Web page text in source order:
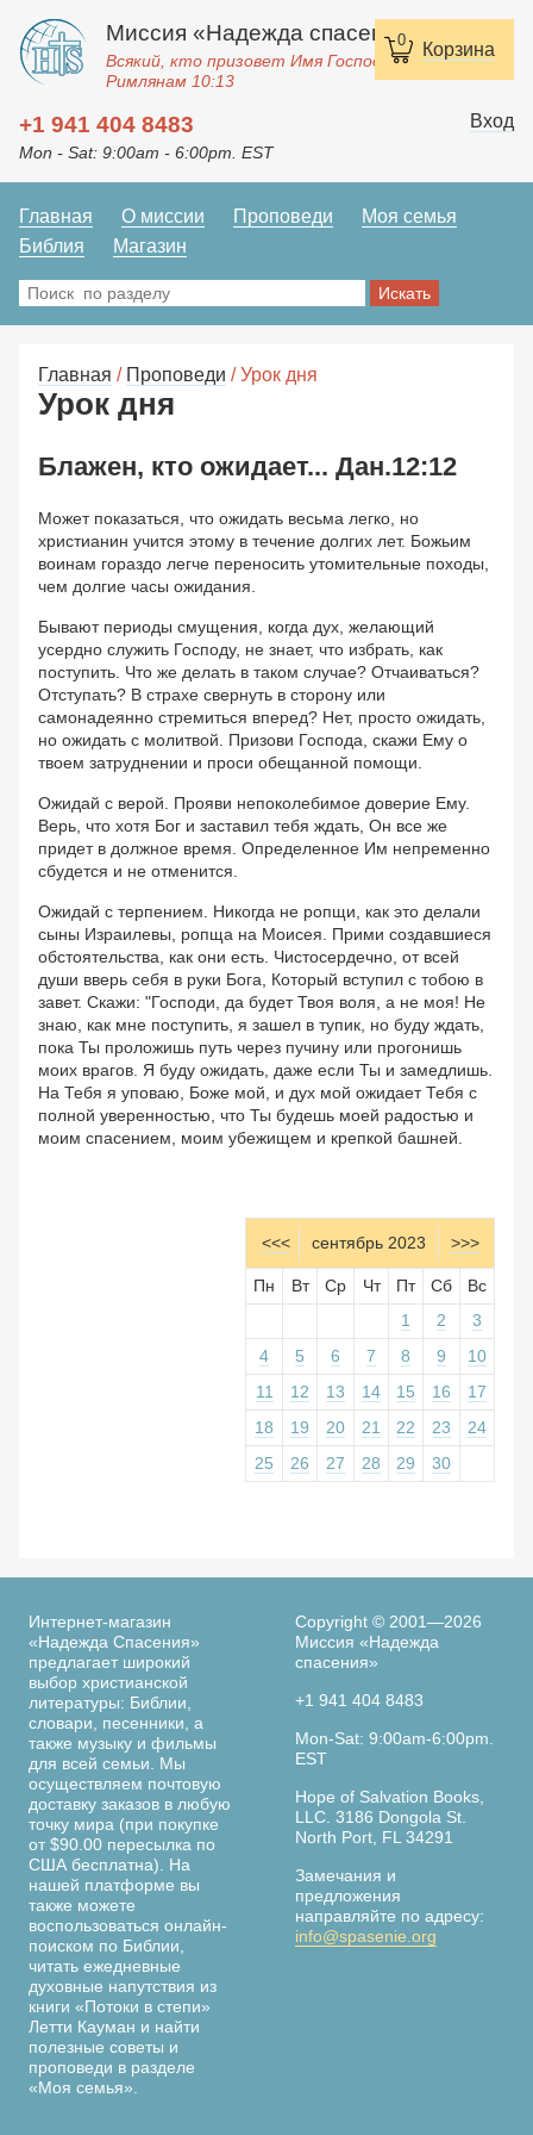
0 Корзина
Миссия «Надежда спасения»
Всякий, кто призовет Имя Господне, спасется.
Римлянам 10:13
+1 941 404 8483
Mon - Sat: 9:00am - 6:00pm. EST
Вход
Главная О миссии Проповеди
Моя семья
Библия
Магазин
Главная / Проповеди / Урок дня
Урок дня
Блажен, кто ожидает... Дан.12:12
Может показаться, что ожидать весьма легко, но
христианин учится этому в течение долгих лет. Божьим
воинам гораздо легче переносить утомительные походы,
чем долгие часы ожидания.
Бывают периоды смущения, когда дух, желающий
усердно служить Господу, не знает, что избрать, как
поступить. Что же делать в таком случае? Отчаиваться?
Отступать? В страхе свернуть в сторону или
самонадеянно стремиться вперед? Нет, просто ожидать,
но ожидать с молитвой. Призови Господа, скажи Ему о
твоем затруднении и проси обещанной помощи.
Ожидай с верой. Прояви непоколебимое доверие Ему.
Верь, что хотя Бог и заставил тебя ждать, Он все же
придет в должное время. Определенное Им непременно
сбудется и не отменится.
Ожидай с терпением. Никогда не ропщи, как это делали
сыны Израилевы, ропща на Моисея. Прими создавшиеся
обстоятельства, как они есть. Чистосердечно, от всей
души вверь себя в руки Бога, Который вступил с тобою в
завет. Скажи: "Господи, да будет Твоя воля, а не моя! Не
знаю, как мне поступить, я зашел в тупик, но буду ждать,
пока Ты проложишь путь через пучину или прогонишь
моих врагов. Я буду ожидать, даже если Ты и замедлишь.
На Тебя я уповаю, Боже мой, и дух мой ожидает Тебя с
полной уверенностью, что Ты будешь моей радостью и
моим спасением, моим убежищем и крепкой башней.
<<< сентябрь 2023 >>>
Пн Вт Ср Чт Пт Сб
Вс
1
2
3
4
5 6 7 8 9
10
11
12 13 14 15 16
17
18
19 20 21 22 23
24
25
26 27 28 29 30
Интернет-магазин
«Надежда Спасения»
предлагает широкий
выбор христианской
литературы: Библии,
словари, песенники, а
также музыку и фильмы
для всей семьи. Мы
осуществляем почтовую
доставку заказов в любую
точку мира (при покупке
от $90.00 пересылка по
США бесплатна). На
нашей платформе вы
также можете
воспользоваться онлайн-
поиском по Библии,
читать ежедневные
духовные напутствия из
книги «Потоки в степи»
Летти Кауман и найти
полезные советы и
проповеди в разделе
«Моя семья».
Copyright © 2001—2026
Миссия «Надежда
спасения»
+1 941 404 8483
Mon-Sat: 9:00am-6:00pm.
EST
Hope of Salvation Books,
LLC. 3186 Dongola St.
North Port, FL 34291
Замечания и
предложения
направляйте по адресу:
info@spasenie.org